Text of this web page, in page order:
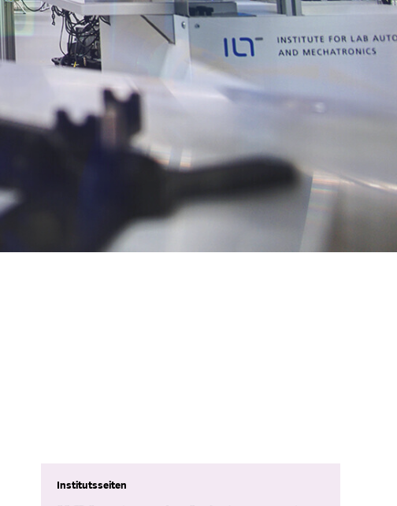
Institutsseiten